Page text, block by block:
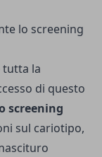
lo screening
tutta la
di questo
screening
sul cariotipo,